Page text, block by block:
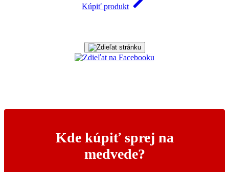
Kúpiť produkt
Kde kúpiť sprej na
medvede?